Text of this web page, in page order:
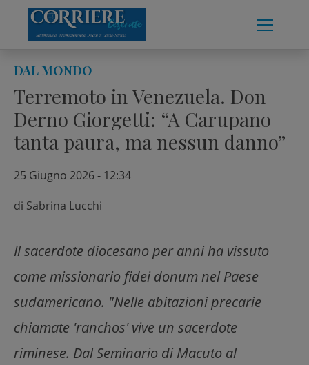
content
DAL MONDO
Terremoto in Venezuela. Don
Derno Giorgetti: “A Carupano
tanta paura, ma nessun danno”
25 Giugno 2026 - 12:34
di Sabrina Lucchi
Il sacerdote diocesano per anni ha vissuto
come missionario fidei donum nel Paese
sudamericano. "Nelle abitazioni precarie
chiamate 'ranchos' vive un sacerdote
riminese. Dal Seminario di Macuto al